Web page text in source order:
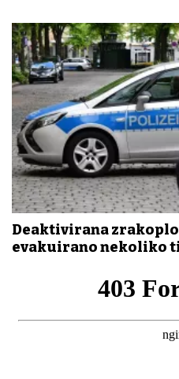
Deaktivirana
evakuirano nekoliko